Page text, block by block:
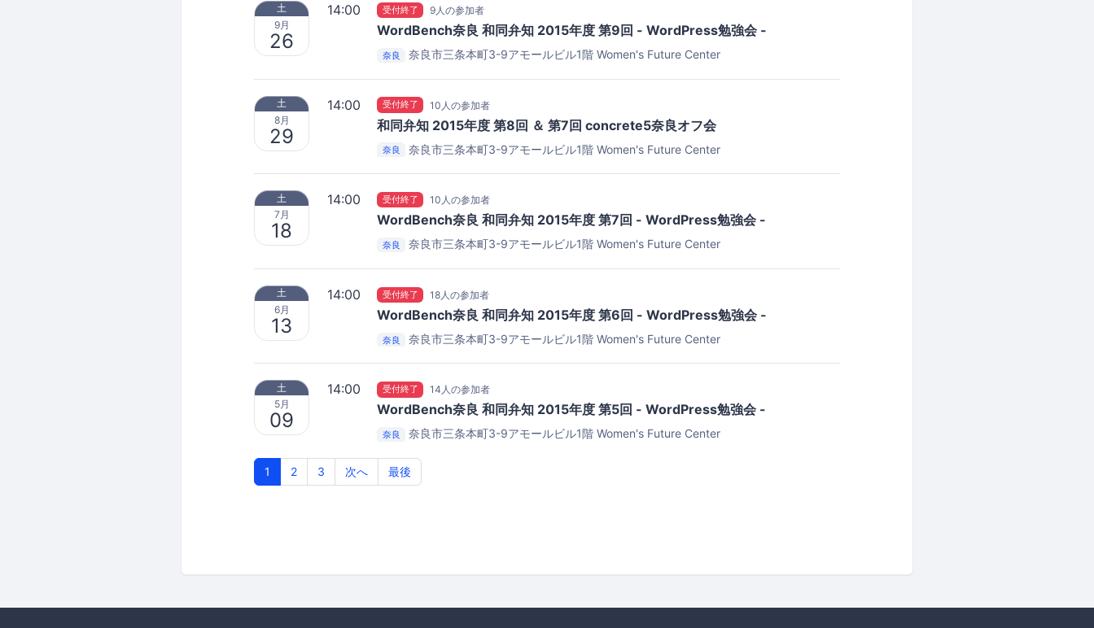
土
9月
26
14:00 受付終了 9人の参加者
WordBench奈良 和同弁知 2015年度 第9回 - WordPress勉強会 -
奈良 奈良市三条本町3-9アモールビル1階 Women's Future Center
土
8月
29
14:00 受付終了 10人の参加者
和同弁知 2015年度 第8回 ＆ 第7回 concrete5奈良オフ会
奈良 奈良市三条本町3-9アモールビル1階 Women's Future Center
土
7月
18
14:00 受付終了 10人の参加者
WordBench奈良 和同弁知 2015年度 第7回 - WordPress勉強会 -
奈良 奈良市三条本町3-9アモールビル1階 Women's Future Center
土
6月
13
14:00 受付終了 18人の参加者
WordBench奈良 和同弁知 2015年度 第6回 - WordPress勉強会 -
奈良 奈良市三条本町3-9アモールビル1階 Women's Future Center
土
5月
09
14:00 受付終了 14人の参加者
WordBench奈良 和同弁知 2015年度 第5回 - WordPress勉強会 -
奈良 奈良市三条本町3-9アモールビル1階 Women's Future Center
1 2 3 次へ 最後